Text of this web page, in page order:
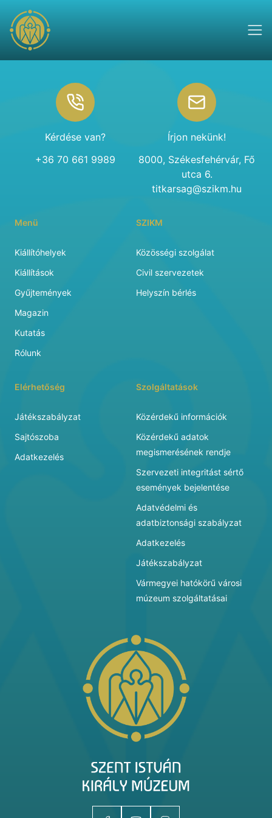
Kérdése van?
+36 70 661 9989
Írjon nekünk!
8000, Székesfehérvár, Fő
utca 6.
titkarsag@szikm.hu
Menü
Kiállítóhelyek
Kiállítások
Gyűjtemények
Magazin
Kutatás
Rólunk
SZIKM
Közösségi szolgálat
Civil szervezetek
Helyszín bérlés
Elérhetőség
Játékszabályzat
Sajtószoba
Adatkezelés
Szolgáltatások
Közérdekű információk
Közérdekű adatok
megismerésének rendje
Szervezeti integritást sértő
események bejelentése
Adatvédelmi és
adatbiztonsági szabályzat
Adatkezelés
Játékszabályzat
Vármegyei hatókörű városi
múzeum szolgáltatásai